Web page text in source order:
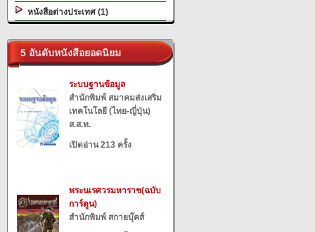
หนังสือต่างประเทศ (1)
5 อันดับหนังสือยอดนิยม
ระบบฐานข้อมูล
สำนักพิมพ์ สมาคมส่งเสริม
เทคโนโลยี (ไทย-ญี่ปุ่น)
ส.ส.ท.
เปิดอ่าน 213 ครั้ง
พระนเรศวรมหาราช(ฉบับ
การ์ตูน)
สำนักพิมพ์ สกายบุ๊คส์